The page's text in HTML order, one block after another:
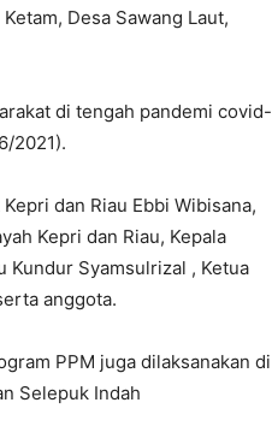
Desa Sawang Laut,
di tengah pandemi covid-
2021).
dan Riau Ebbi Wibisana,
Kepri dan Riau, Kepala
Kundur Syamsulrizal , Ketua
anggota.
PPM juga dilaksanakan di
Selepuk Indah